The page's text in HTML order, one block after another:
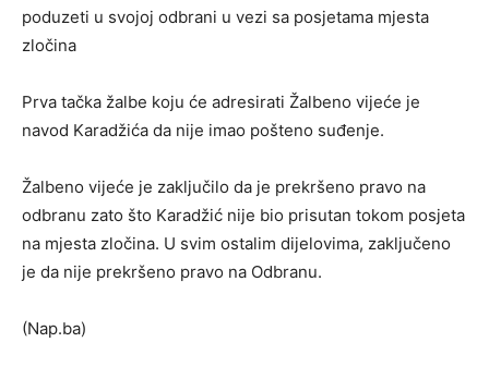
poduzeti u svojoj odbrani u vezi sa posjetama mjesta
zločina
Prva tačka žalbe koju će adresirati Žalbeno vijeće je
navod Karadžića da nije imao pošteno suđenje.
Žalbeno vijeće je zaključilo da je prekršeno pravo na
odbranu zato što Karadžić nije bio prisutan tokom posjeta
na mjesta zločina. U svim ostalim dijelovima, zaključeno
je da nije prekršeno pravo na Odbranu.
(Nap.ba)